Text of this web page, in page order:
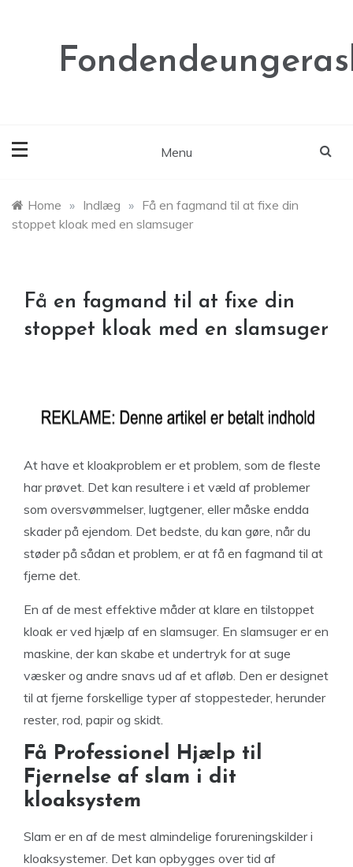
Menu
Home » Indlæg » Få en fagmand til at fixe din
stoppet kloak med en slamsuger
Få en fagmand til at fixe din
stoppet kloak med en slamsuger
At have et kloakproblem er et problem, som de fleste
har prøvet. Det kan resultere i et væld af problemer
som oversvømmelser, lugtgener, eller måske endda
skader på ejendom. Det bedste, du kan gøre, når du
støder på sådan et problem, er at få en fagmand til at
fjerne det.
En af de mest effektive måder at klare en tilstoppet
kloak er ved hjælp af en slamsuger. En slamsuger er en
maskine, der kan skabe et undertryk for at suge
væsker og andre snavs ud af et afløb. Den er designet
til at fjerne forskellige typer af stoppesteder, herunder
rester, rod, papir og skidt.
Få Professionel Hjælp til
Fjernelse af slam i dit
kloaksystem
Slam er en af de mest almindelige forureningskilder i
kloaksystemer. Det kan opbygges over tid af